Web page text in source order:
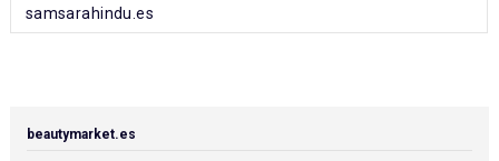
samsarahindu.es
beautymarket.es